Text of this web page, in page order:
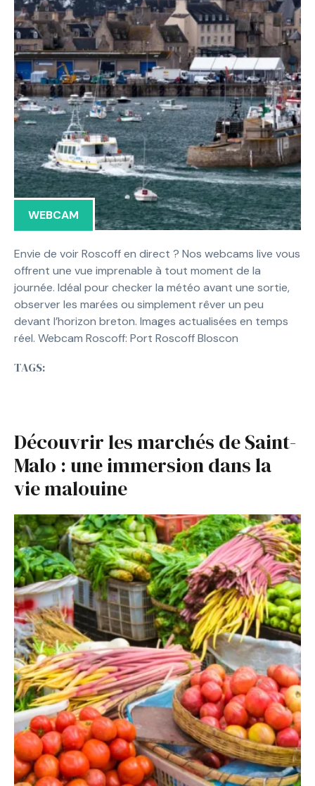
WEBCAM
Envie de voir Roscoff en direct ? Nos webcams live vous
offrent une vue imprenable à tout moment de la
journée. Idéal pour checker la météo avant une sortie,
observer les marées ou simplement rêver un peu
devant l’horizon breton. Images actualisées en temps
réel. Webcam Roscoff: Port Roscoff Bloscon
TAGS:
Découvrir les marchés de Saint-
Malo : une immersion dans la
vie malouine